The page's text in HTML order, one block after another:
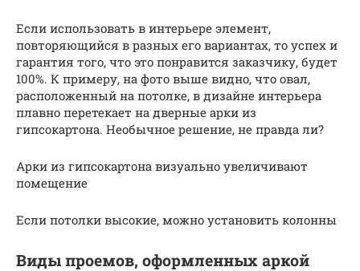
Если использовать в интерьере элемент,
повторяющийся в разных его вариантах, то успех и
гарантия того, что это понравится заказчику, будет
100%. К примеру, на фото выше видно, что овал,
расположенный на потолке, в дизайне интерьера
плавно перетекает на дверные арки из
гипсокартона. Необычное решение, не правда ли?
Арки из гипсокартона визуально увеличивают
помещение
Если потолки высокие, можно установить колонны
Виды проемов, оформленных аркой